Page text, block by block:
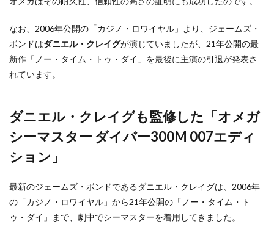
なお、2006年公開の「カジノ・ロワイヤル」より、ジェームズ・
ボンドはダニエル・クレイグが演じていましたが、21年公開の最
新作「ノー・タイム・トゥ・ダイ」を最後に主演の引退が発表さ
れています。
ダニエル・クレイグも監修した「オメガ
シーマスター ダイバー300M 007エディ
ション」
最新のジェームズ・ボンドであるダニエル・クレイグは、2006年
の「カジノ・ロワイヤル」から21年公開の「ノー・タイム・ト
ゥ・ダイ」まで、劇中でシーマスターを着用してきました。